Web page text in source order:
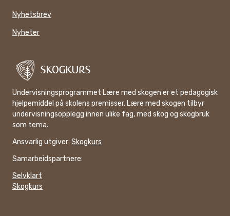
Nyhetsbrev
Nyheter
Undervisningsprogrammet Lære med skogen er et pedagogisk
hjelpemiddel på skolens premisser. Lære med skogen tilbyr
undervisningsopplegg innen ulike fag, med skog og skogbruk
som tema.
Ansvarlig utgiver: Skogkurs
Samarbeidspartnere:
Selvklart
Skogkurs